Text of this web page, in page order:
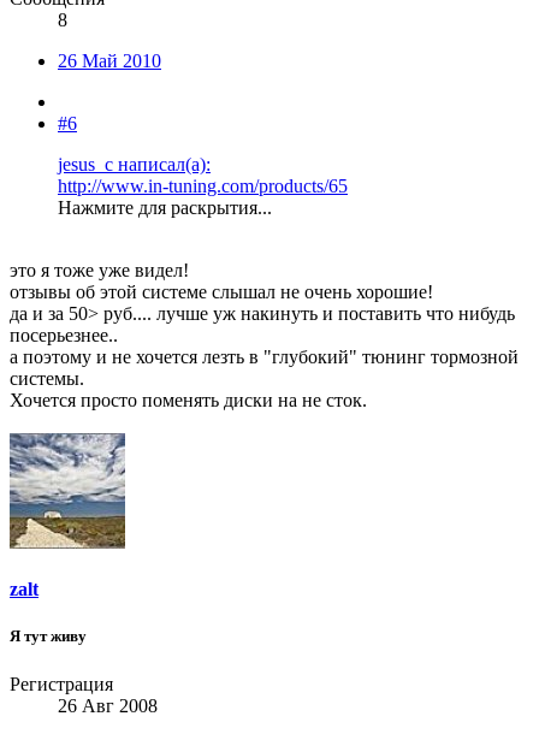
8
26 Май 2010
#6
jesus_c написал(а):
http://www.in-tuning.com/products/65
Нажмите для раскрытия...
это я тоже уже видел!
отзывы об этой системе слышал не очень хорошие!
да и за 50> руб.... лучше уж накинуть и поставить что нибудь
посерьезнее..
а поэтому и не хочется лезть в "глубокий" тюнинг тормозной
системы.
Хочется просто поменять диски на не сток.
zalt
Я тут живу
Регистрация
26 Авг 2008